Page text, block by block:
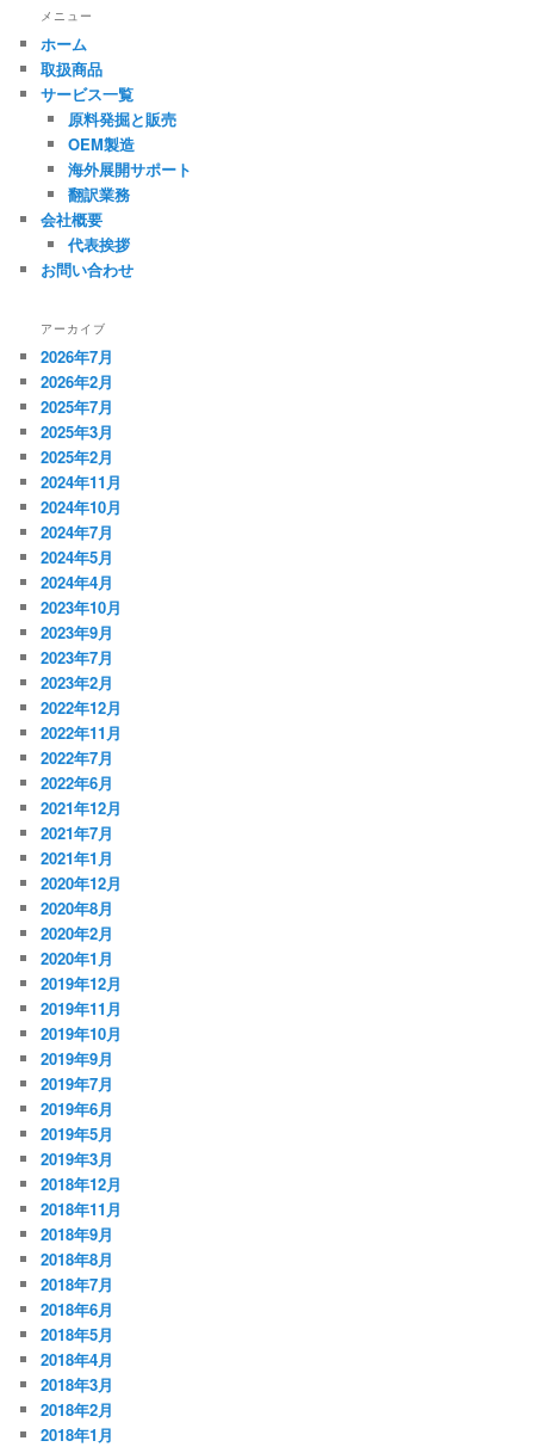
メニュー
ホーム
取扱商品
サービス一覧
原料発掘と販売
OEM製造
海外展開サポート
翻訳業務
会社概要
代表挨拶
お問い合わせ
アーカイブ
2026年7月
2026年2月
2025年7月
2025年3月
2025年2月
2024年11月
2024年10月
2024年7月
2024年5月
2024年4月
2023年10月
2023年9月
2023年7月
2023年2月
2022年12月
2022年11月
2022年7月
2022年6月
2021年12月
2021年7月
2021年1月
2020年12月
2020年8月
2020年2月
2020年1月
2019年12月
2019年11月
2019年10月
2019年9月
2019年7月
2019年6月
2019年5月
2019年3月
2018年12月
2018年11月
2018年9月
2018年8月
2018年7月
2018年6月
2018年5月
2018年4月
2018年3月
2018年2月
2018年1月